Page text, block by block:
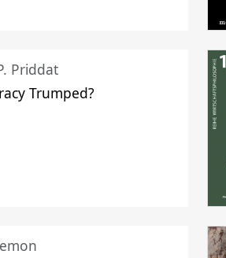
Priddat
Trumped?